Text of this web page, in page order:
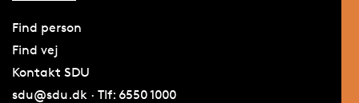
Find person
Find vej
Kontakt SDU
sdu@sdu.dk · Tlf: 6550 1000